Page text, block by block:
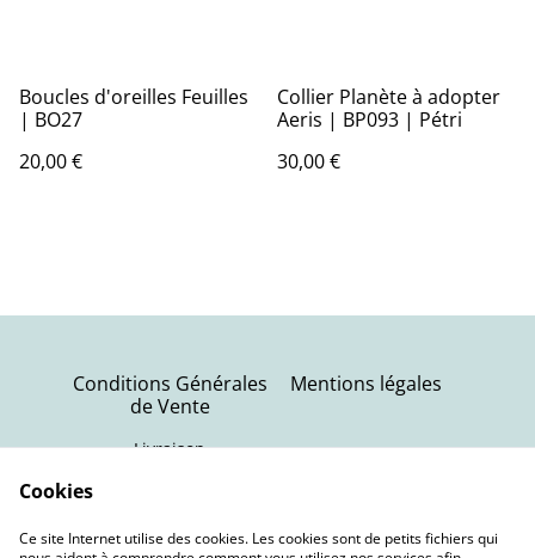
Boucles d'oreilles Feuilles
| BO27
20,00 €
Collier Planète à adopter
Aeris | BP093 | Pétri
30,00 €
Conditions Générales
de Vente
Livraison
Mentions légales
Politique de cookies
Cookies
Ce site Internet utilise des cookies. Les cookies sont de petits fichiers qui